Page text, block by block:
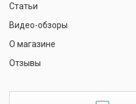
Статьи
Видео-обзоры
О магазине
Отзывы